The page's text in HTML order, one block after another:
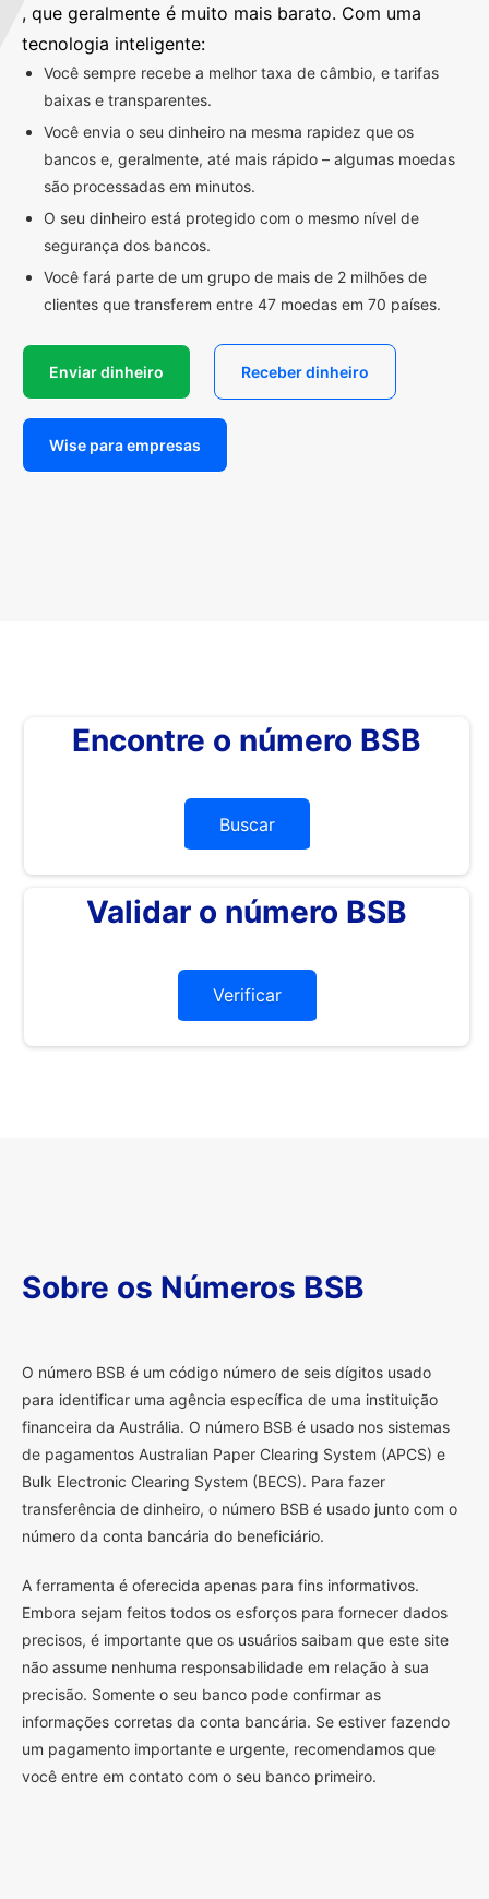
, que geralmente é muito mais barato. Com uma
tecnologia inteligente:
Você sempre recebe a melhor taxa de câmbio, e tarifas
baixas e transparentes.
Você envia o seu dinheiro na mesma rapidez que os
bancos e, geralmente, até mais rápido – algumas moedas
são processadas em minutos.
O seu dinheiro está protegido com o mesmo nível de
segurança dos bancos.
Você fará parte de um grupo de mais de 2 milhões de
clientes que transferem entre 47 moedas em 70 países.
Enviar dinheiro Receber dinheiro
Wise para empresas
Encontre o número BSB
Buscar
Validar o número BSB
Verificar
Sobre os Números BSB
O número BSB é um código número de seis dígitos usado
para identificar uma agência específica de uma instituição
financeira da Austrália. O número BSB é usado nos sistemas
de pagamentos Australian Paper Clearing System (APCS) e
Bulk Electronic Clearing System (BECS). Para fazer
transferência de dinheiro, o número BSB é usado junto com o
número da conta bancária do beneficiário.
A ferramenta é oferecida apenas para fins informativos.
Embora sejam feitos todos os esforços para fornecer dados
precisos, é importante que os usuários saibam que este site
não assume nenhuma responsabilidade em relação à sua
precisão. Somente o seu banco pode confirmar as
informações corretas da conta bancária. Se estiver fazendo
um pagamento importante e urgente, recomendamos que
você entre em contato com o seu banco primeiro.